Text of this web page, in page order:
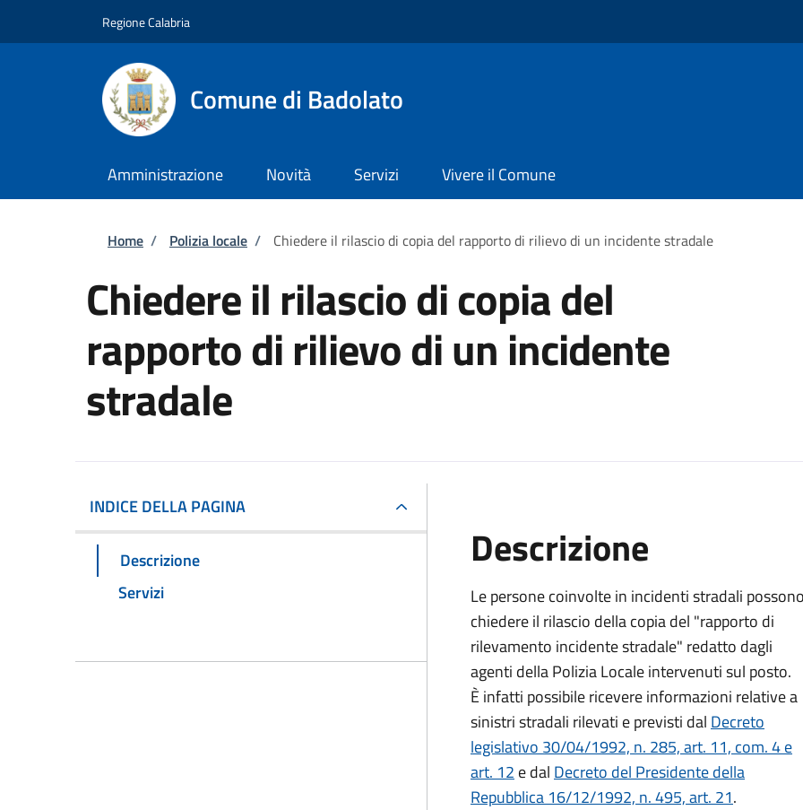
Regione Calabria
Comune di Badolato
Amministrazione Novità Servizi Vivere il Comune
Briciole di pane
Home / Polizia locale / Chiedere il rilascio di copia del rapporto di rilievo di un incidente stradale
Chiedere il rilascio di copia del
rapporto di rilievo di un incidente
stradale
INDICE DELLA PAGINA
Descrizione
Servizi
Descrizione
Le persone coinvolte in incidenti stradali
chiedere il rilascio della copia del "rapporto di
rilevamento incidente stradale" redatto dagli
agenti della Polizia Locale intervenuti sul posto.
È infatti possibile ricevere informazioni relative a
sinistri stradali rilevati e previsti dal Decreto
legislativo 30/04/1992, n. 285, art. 11, com. 4 e
art. 12 e dal Decreto del Presidente della
Repubblica 16/12/1992, n. 495, art. 21.